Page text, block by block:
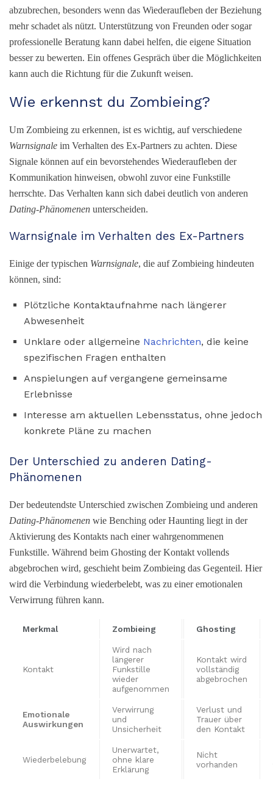
abzubrechen, besonders wenn das Wiederaufleben der Beziehung
mehr schadet als nützt. Unterstützung von Freunden oder sogar
professionelle Beratung kann dabei helfen, die eigene Situation
besser zu bewerten. Ein offenes Gespräch über die Möglichkeiten
kann auch die Richtung für die Zukunft weisen.
Wie erkennst du Zombieing?
Um Zombieing zu erkennen, ist es wichtig, auf verschiedene
Warnsignale im Verhalten des Ex-Partners zu achten. Diese
Signale können auf ein bevorstehendes Wiederaufleben der
Kommunikation hinweisen, obwohl zuvor eine Funkstille
herrschte. Das Verhalten kann sich dabei deutlich von anderen
Dating-Phänomenen unterscheiden.
Warnsignale im Verhalten des Ex-Partners
Einige der typischen Warnsignale, die auf Zombieing hindeuten
können, sind:
Plötzliche Kontaktaufnahme nach längerer
Abwesenheit
Unklare oder allgemeine Nachrichten, die keine
spezifischen Fragen enthalten
Anspielungen auf vergangene gemeinsame
Erlebnisse
Interesse am aktuellen Lebensstatus, ohne jedoch
konkrete Pläne zu machen
Der Unterschied zu anderen Dating-
Phänomenen
Der bedeutendste Unterschied zwischen Zombieing und anderen
Dating-Phänomenen wie Benching oder Haunting liegt in der
Aktivierung des Kontakts nach einer wahrgenommenen
Funkstille. Während beim Ghosting der Kontakt vollends
abgebrochen wird, geschieht beim Zombieing das Gegenteil. Hier
wird die Verbindung wiederbelebt, was zu einer emotionalen
Verwirrung führen kann.
Merkmal Zombieing Ghosting
Kontakt
Wird nach
längerer
Funkstille
wieder
aufgenommen
Kontakt wird
vollständig
abgebrochen
Emotionale
Auswirkungen
Verwirrung
und
Unsicherheit
Verlust und
Trauer über
den Kontakt
Wiederbelebung
Unerwartet,
ohne klare
Erklärung
Nicht
vorhanden